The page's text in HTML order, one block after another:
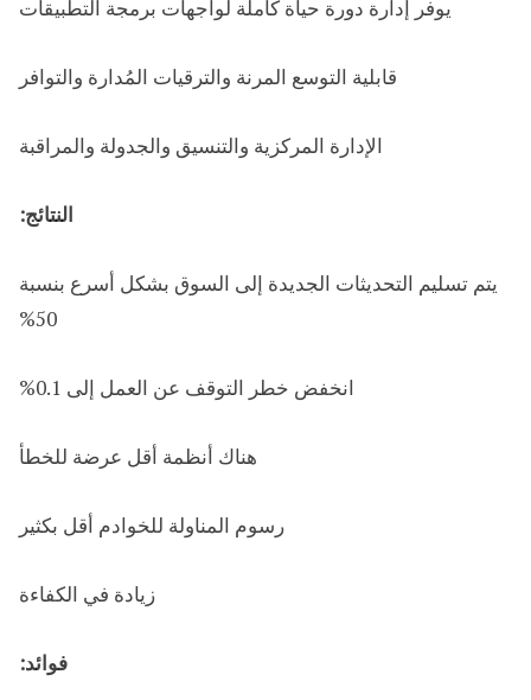
يوفر إدارة دورة حياة كاملة لواجهات برمجة التطبيقات
قابلية التوسع المرنة والترقيات المُدارة والتوافر
الإدارة المركزية والتنسيق والجدولة والمراقبة
النتائج:
يتم تسليم التحديثات الجديدة إلى السوق بشكل أسرع بنسبة
50%
انخفض خطر التوقف عن العمل إلى 0.1%
هناك أنظمة أقل عرضة للخطأ
رسوم المناولة للخوادم أقل بكثير
زيادة في الكفاءة
فوائد: